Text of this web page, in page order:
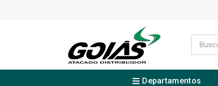
Departamentos